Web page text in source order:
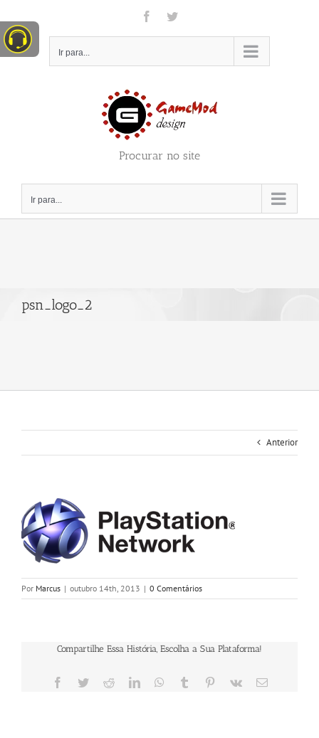
para
o
conteúdo
FacebookTwitter
Ir para...
Procurar no site
Ir para...
psn_logo_2
Anterior
Por Marcus | outubro 14th, 2013 | 0 Comentários
Compartilhe Essa História, Escolha a Sua Plataforma!
Facebook
TwitterRedditLinkedInWhatsApp
Tumblr Pinterest
Vk
E-